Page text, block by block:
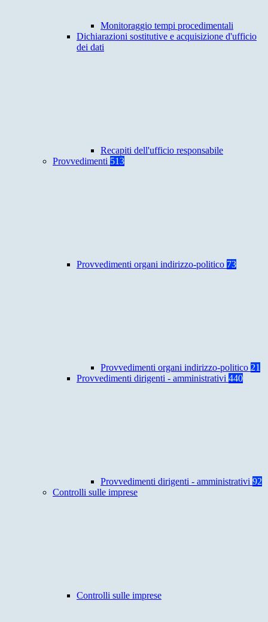
Monitoraggio tempi procedimentali
Dichiarazioni sostitutive e acquisizione d'ufficio
dei dati
Recapiti dell'ufficio responsabile
Provvedimenti 513
Provvedimenti organi indirizzo-politico 73
Provvedimenti organi indirizzo-politico 21
Provvedimenti dirigenti - amministrativi 440
Provvedimenti dirigenti - amministrativi 92
Controlli sulle imprese
Controlli sulle imprese